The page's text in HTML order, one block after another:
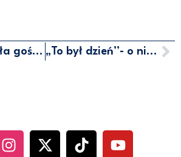
Marcin Horała gościem „Sygnałów Dnia” Radiowej Jedynki. „To był dzień”- o niejasnym stanowisku PO w sprawie uchodźców.